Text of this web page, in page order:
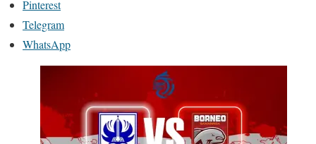
Pinterest
Telegram
WhatsApp